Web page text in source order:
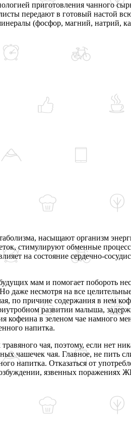
приготовления чанного
передают в готовый настой
(фосфор, магний, натрий,
насыщают организм
стимулируют обменные
на состояние сердечно-
мам и помогает побороть
даже несмотря на все
по причине содержания в нем
развитии малыша,
кофеина в зеленом чае намного
напитка.
чая, поэтому, если нет
чашечек чая. Главное, не пить
напитка. Отказаться от
язвенных поражениях